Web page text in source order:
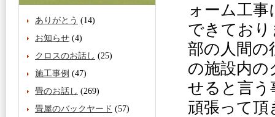
ォーム工
できてお
部の人間の
の施設内の
せると言う
頑張って頂
ありがとう (14)
お知らせ (4)
クロスのお話し (25)
施工事例 (47)
畳のお話し (269)
畳屋のバックヤード (57)